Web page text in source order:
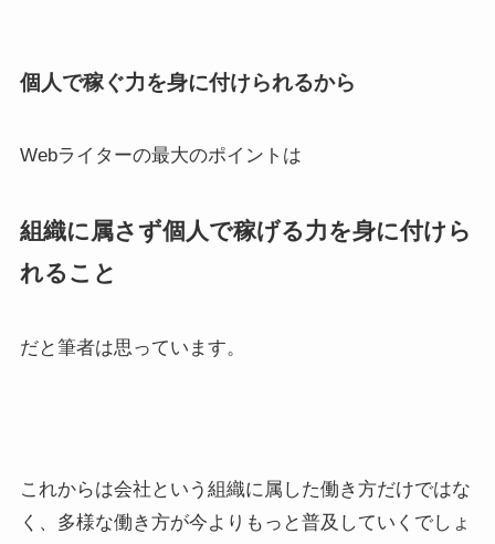
個人で稼ぐ力を身に付けられるから
Webライターの最大のポイントは
組織に属さず個人で稼げる力を身に付けら
れること
だと筆者は思っています。
これからは会社という組織に属した働き方だけではな
く、多様な働き方が今よりもっと普及していくでしょ